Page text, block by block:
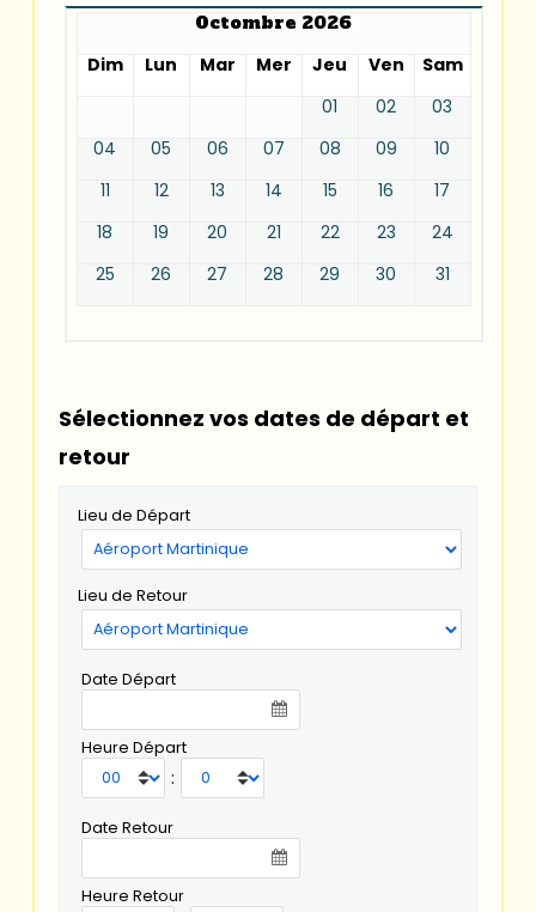
Octombre 2026
Dim
Lun Mar Mer Jeu Ven
Sam
01
02
03
04
05 06 07 08 09
10
11
12 13 14 15 16
17
18
19 20 21 22 23
24
25
26 27 28 29 30 31
Sélectionnez vos dates de départ et
retour
Lieu de Départ
Lieu de Retour
Date Départ
Heure Départ
:
Date Retour
Heure Retour